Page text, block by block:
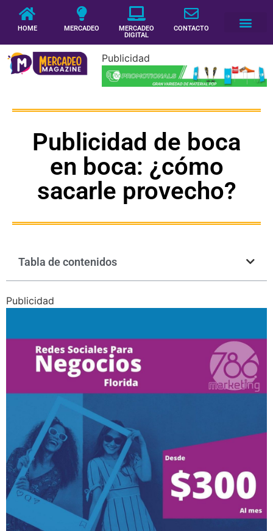
HOME MERCADEO
MERCADEO
DIGITAL
CONTACTO
Publicidad
Publicidad de boca
en boca: ¿cómo
sacarle provecho?
Tabla de contenidos
Publicidad